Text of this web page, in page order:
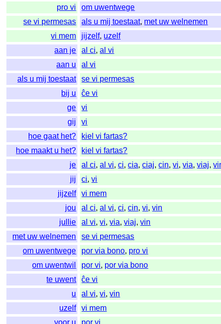
pro vi
om uwentwege
se vi permesas
als u mij toestaat, met uw welnemen
vi mem
jijzelf, uzelf
aan je
al ci,al vi
aan u
al vi
als u mij toestaat
se vi permesas
bij u
ĉe vi
ge
vi
gij
vi
hoe gaat het?
kiel vi fartas?
hoe maakt u het?
kiel vi fartas?
je
al ci,al vi,ci,cia,ciaj,cin,vi,via,viaj,
jij
ci,vi
jijzelf
vi mem
jou
al ci,al vi,ci,cin,vi,vin
jullie
al vi,vi,via,viaj,vin
met uw welnemen
se vi permesas
om uwentwege
por via bono, pro vi
om uwentwil
por vi, por via bono
te uwent
ĉe vi
u
al vi,vi,vin
uzelf
vi mem